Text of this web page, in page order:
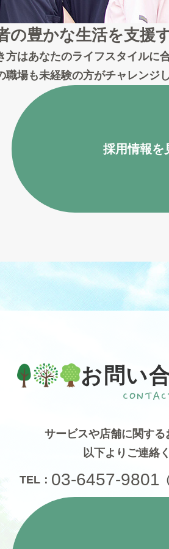
の豊かな生活を支援
方はあなたのライフスタイルに
職場も未経験の方がチャレンジ
採用情報を
お問い
サービスや店舗に関する
以下よりご連絡
TEL： 03-6457-9801